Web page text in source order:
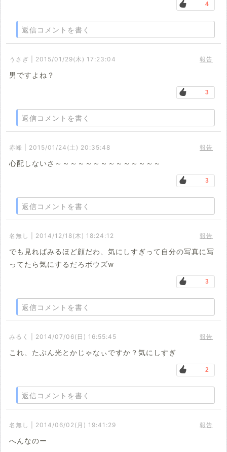
4
返信コメントを書く
うさぎ | 2015/01/29(木) 17:23:04 報告
男ですよね？
3
返信コメントを書く
赤峰 | 2015/01/24(土) 20:35:48 報告
心配しないさ～～～～～～～～～～～～～～
3
返信コメントを書く
名無し | 2014/12/18(木) 18:24:12 報告
でも見ればみるほど顔だわ、気にしすぎって自分の写真に写
ってたら気にするだろボウズw
3
返信コメントを書く
みるく | 2014/07/06(日) 16:55:45 報告
これ、たぶん光とかじゃなぃですか？気にしすぎ
2
返信コメントを書く
名無し | 2014/06/02(月) 19:41:29 報告
へんなのー